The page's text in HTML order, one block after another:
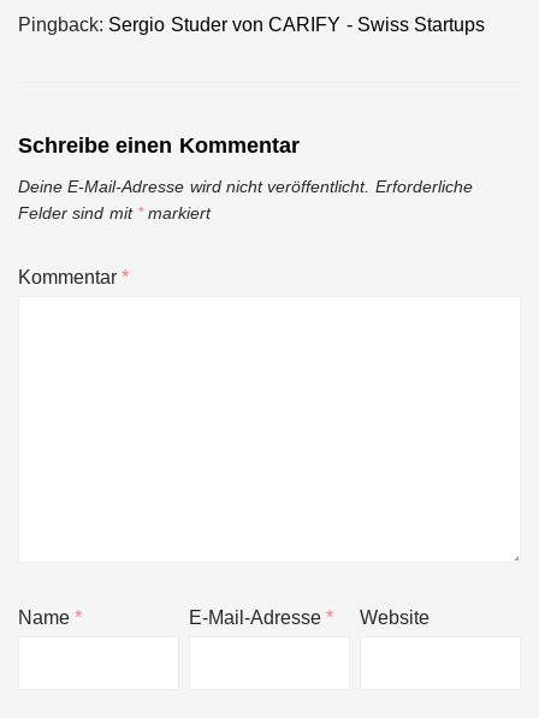
Pingback: Sergio Studer von CARIFY - Swiss Startups
Schreibe einen Kommentar
Deine E-Mail-Adresse wird nicht veröffentlicht. Erforderliche
Felder sind mit *markiert
Kommentar*
Name* E-Mail-Adresse* Website